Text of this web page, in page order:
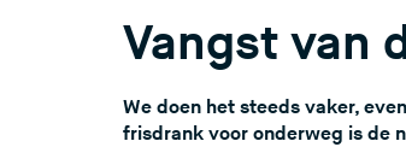
Vangst van
We doen het steeds vaker,
frisdrank voor onderweg is de